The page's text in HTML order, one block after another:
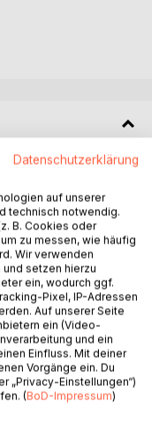
werde dich jagen
ich dafür diese
etwas
Liebe. Doch
zu ordnen, ziehen
Glück
und plötzlich
eines Krieges
einer ganzen Welt
Datenschutzerklärung
auf unserer
technisch notwendig.
B. Cookies oder
zu messen, wie häufig
Wir verwenden
setzen hierzu
ein, wodurch ggf.
Pixel, IP-Adressen
Auf unserer Seite
ein (Video-
und ein
Einfluss. Mit deiner
Vorgänge ein. Du
„Privacy-Einstellungen“)
(BoD-Impressum)